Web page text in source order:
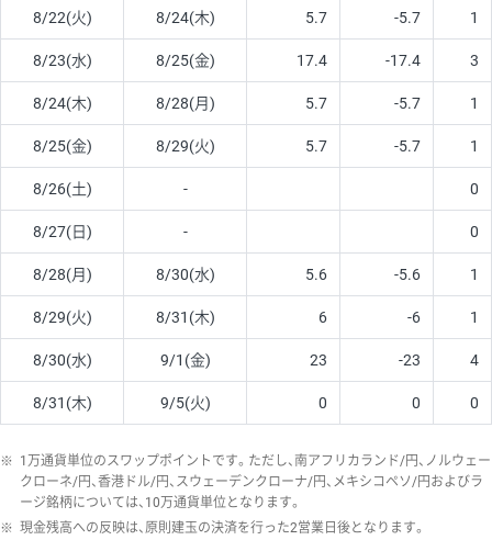
8/22(火) 8/24(木) 5.7 -5.7 1
8/23(水) 8/25(金) 17.4 -17.4 3
8/24(木) 8/28(月) 5.7 -5.7 1
8/25(金) 8/29(火) 5.7 -5.7 1
8/26(土) - 0
8/27(日) - 0
8/28(月) 8/30(水) 5.6 -5.6 1
8/29(火) 8/31(木) 6 -6 1
8/30(水) 9/1(金) 23 -23 4
8/31(木) 9/5(火) 0 0 0
※ 1万通貨単位のスワップポイントです。ただし、南アフリカランド/円、ノルウェー
クローネ/円、香港ドル/円、スウェーデンクローナ/円、メキシコペソ/円およびラ
ージ銘柄については、10万通貨単位となります。
※ 現金残高への反映は、原則建玉の決済を行った2営業日後となります。